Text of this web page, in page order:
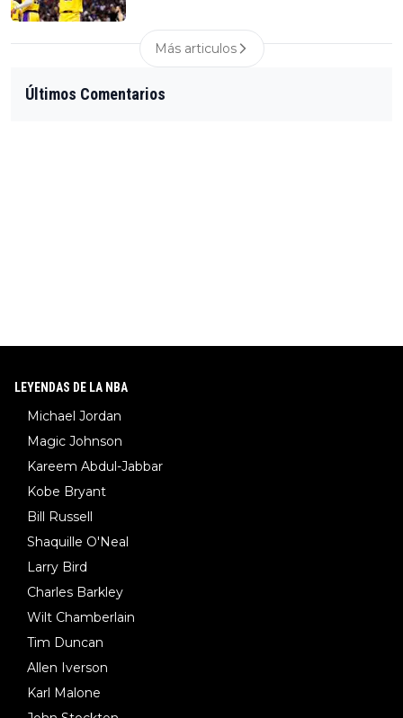
Más articulos
Últimos Comentarios
LEYENDAS DE LA NBA
Michael Jordan
Magic Johnson
Kareem Abdul-Jabbar
Kobe Bryant
Bill Russell
Shaquille O'Neal
Larry Bird
Charles Barkley
Wilt Chamberlain
Tim Duncan
Allen Iverson
Karl Malone